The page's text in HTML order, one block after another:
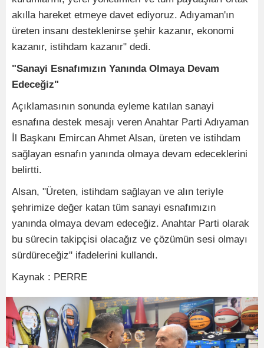
akılla hareket etmeye davet ediyoruz. Adıyaman'ın
üreten insanı desteklenirse şehir kazanır, ekonomi
kazanır, istihdam kazanır" dedi.
"Sanayi Esnafımızın Yanında Olmaya Devam
Edeceğiz"
Açıklamasının sonunda eyleme katılan sanayi
esnafına destek mesajı veren Anahtar Parti Adıyaman
İl Başkanı Emircan Ahmet Alsan, üreten ve istihdam
sağlayan esnafın yanında olmaya devam edeceklerini
belirtti.
Alsan, "Üreten, istihdam sağlayan ve alın teriyle
şehrimize değer katan tüm sanayi esnafımızın
yanında olmaya devam edeceğiz. Anahtar Parti olarak
bu sürecin takipçisi olacağız ve çözümün sesi olmayı
sürdüreceğiz" ifadelerini kullandı.
Kaynak : PERRE